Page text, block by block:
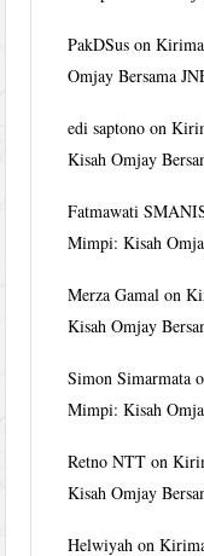
PakDSus on
Omjay Bersama
edi saptono on
Kisah Omjay
Fatmawati
Mimpi: Kisah
Merza Gamal on
Kisah Omjay
Simon Simarmata
Mimpi: Kisah
Retno NTT on
Kisah Omjay
Helwiyah on